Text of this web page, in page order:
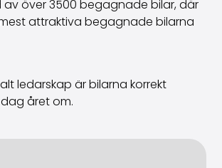
över 3500 begagnade bilar, där
attraktiva begagnade bilarna
ledarskap är bilarna korrekt
året om.